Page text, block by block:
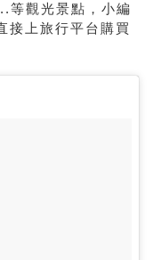
等觀光景點，小編
接上旅行平台購買